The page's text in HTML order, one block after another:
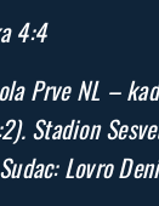
4:4
Prve NL –
Stadion
Lovro